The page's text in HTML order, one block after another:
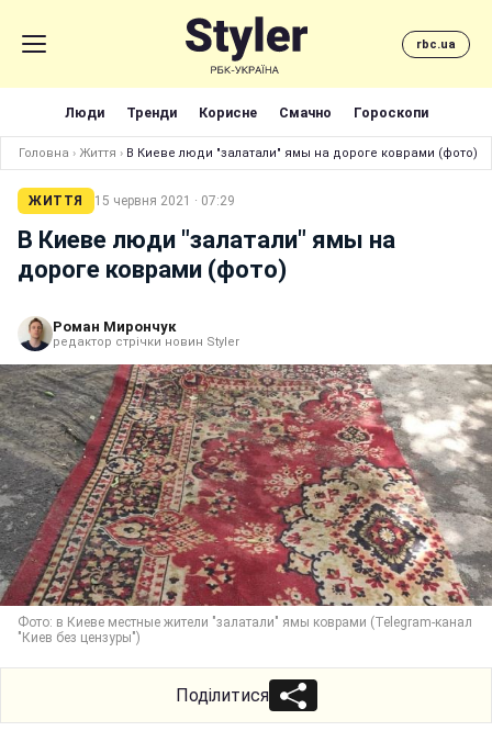
rbc.ua
Люди Тренди Корисне Смачно Гороскопи
Головна › Життя › В Киеве люди "залатали" ямы на дороге коврами (фото)
ЖИТТЯ 15 червня 2021 · 07:29
В Киеве люди "залатали" ямы на
дороге коврами (фото)
Роман Мирончук
редактор стрічки новин Styler
Фото: в Киеве местные жители "залатали" ямы коврами (Telegram-канал
"Киев без цензуры")
Поділитися